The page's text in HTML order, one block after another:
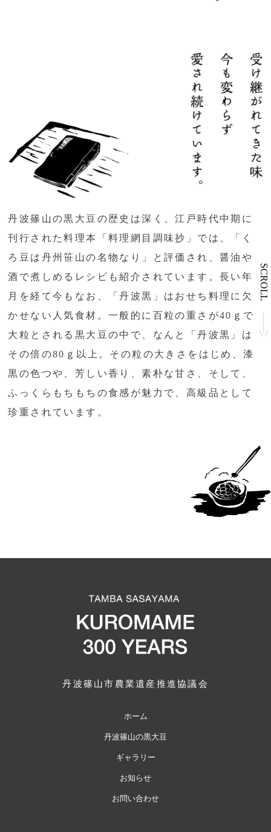
SCROLL
丹波篠山の黒大豆の歴史は深く、江戸時代中期に
刊行された料理本「料理網目調味抄」では、「く
ろ豆は丹州笹山の名物なり」と評価され、醤油や
酒で煮しめるレシピも紹介されています。長い年
月を経て今もなお、「丹波黒」はおせち料理に欠
かせない人気食材。一般的に百粒の重さが40 ｇで
大粒とされる黒大豆の中で、なんと「丹波黒」は
その倍の80 ｇ以上。その粒の大きさをはじめ、漆
黒の色つや、芳しい香り、素朴な甘さ、そして、
ふっくらもちもちの食感が魅力で、高級品として
珍重されています。
丹波篠山市農業遺産推進協議会
ホーム
丹波篠山の黒大豆
ギャラリー
お知らせ
お問い合わせ